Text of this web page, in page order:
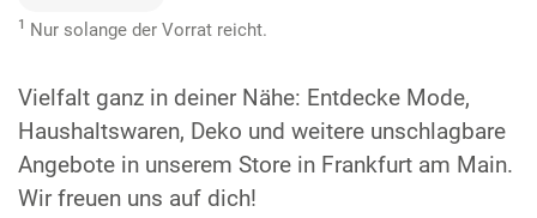
1 Nur solange der Vorrat reicht.
Vielfalt ganz in deiner Nähe: Entdecke Mode,
Haushaltswaren, Deko und weitere unschlagbare
Angebote in unserem Store in Frankfurt am Main.
Wir freuen uns auf dich!